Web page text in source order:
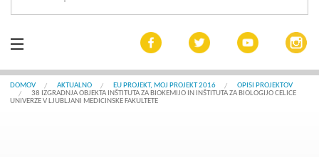
Aktualno
DOMOV AKTUALNO EU PROJEKT, MOJ PROJEKT 2016
OPISI PROJEKTOV
38 IZGRADNJA OBJEKTA INŠTITUTA ZA BIOKEMIJO IN INŠTITUTA ZA BIOLOGIJO CELICE
UNIVERZE V LJUBLJANI MEDICINSKE FAKULTETE